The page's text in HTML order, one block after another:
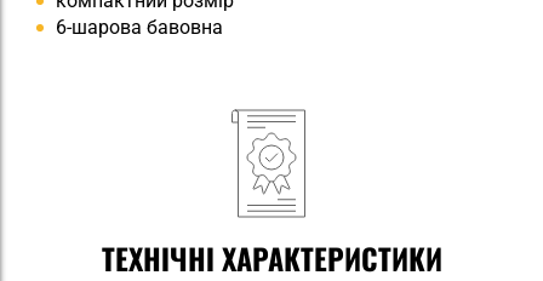
6-шарова бавовна
ТЕХНІЧНІ ХАРАКТЕРИСТИКИ